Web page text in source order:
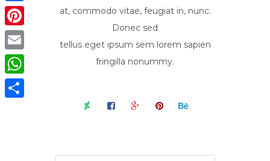
at, commodo vitae, feugiat in, nunc.
Donec sed
tellus eget ipsum sem lorem sapien
fringilla nonummy.
Facebook
Pinterest
Email
WhatsApp